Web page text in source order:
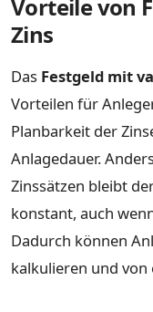
Vorteile von
Zins
Das Festgeld mit
Vorteilen für
Planbarkeit der
Anlagedauer.
Zinssätzen bleibt
konstant, auch
Dadurch können
kalkulieren und